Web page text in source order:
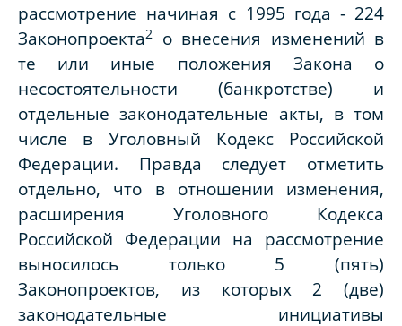
рассмотрение начиная с 1995 года - 224
Законопроекта2
о внесения изменений в
те или иные положения Закона о
несостоятельности (банкротстве) и
отдельные законодательные акты, в том
числе в Уголовный Кодекс Российской
Федерации. Правда следует отметить
отдельно, что в отношении изменения,
расширения Уголовного Кодекса
Российской Федерации на рассмотрение
выносилось только 5 (пять)
Законопроектов, из которых 2 (две)
законодательные инициативы